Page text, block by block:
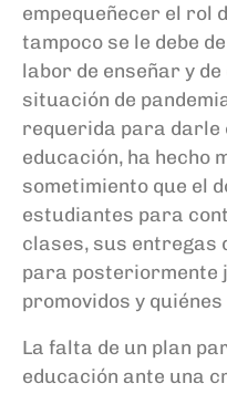
empequeñecer el rol d
tampoco se le debe
labor de enseñar y de
situación de
requerida para darle
educación, ha hecho
sometimiento que el
estudiantes para
clases, sus entregas
para posteriormente
promovidos y quiénes
La falta de un plan
educación ante una